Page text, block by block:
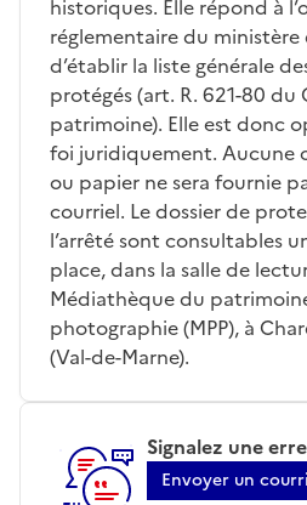
historiques. Elle répond à
réglementaire du
d’établir la liste générale
protégés (art. R. 621-80 du
patrimoine). Elle est donc
foi juridiquement. Aucune
ou papier ne sera fournie
courriel. Le dossier de
l’arrêté sont consultables
place, dans la salle de
Médiathèque du
photographie (MPP), à
(Val-de-Marne).
Signalez une
Envoyer un